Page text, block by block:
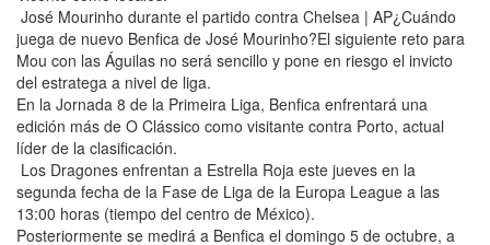
José Mourinho durante el partido contra Chelsea | AP¿Cuándo
juega de nuevo Benfica de José Mourinho?El siguiente reto para
Mou con las Águilas no será sencillo y pone en riesgo el invicto
del estratega a nivel de liga.
En la Jornada 8 de la Primeira Liga, Benfica enfrentará una
edición más de O Clássico como visitante contra Porto, actual
líder de la clasificación.
Los Dragones enfrentan a Estrella Roja este jueves en la
segunda fecha de la Fase de Liga de la Europa League a las
13:00 horas (tiempo del centro de México).
Posteriormente se medirá a Benfica el domingo 5 de octubre, a